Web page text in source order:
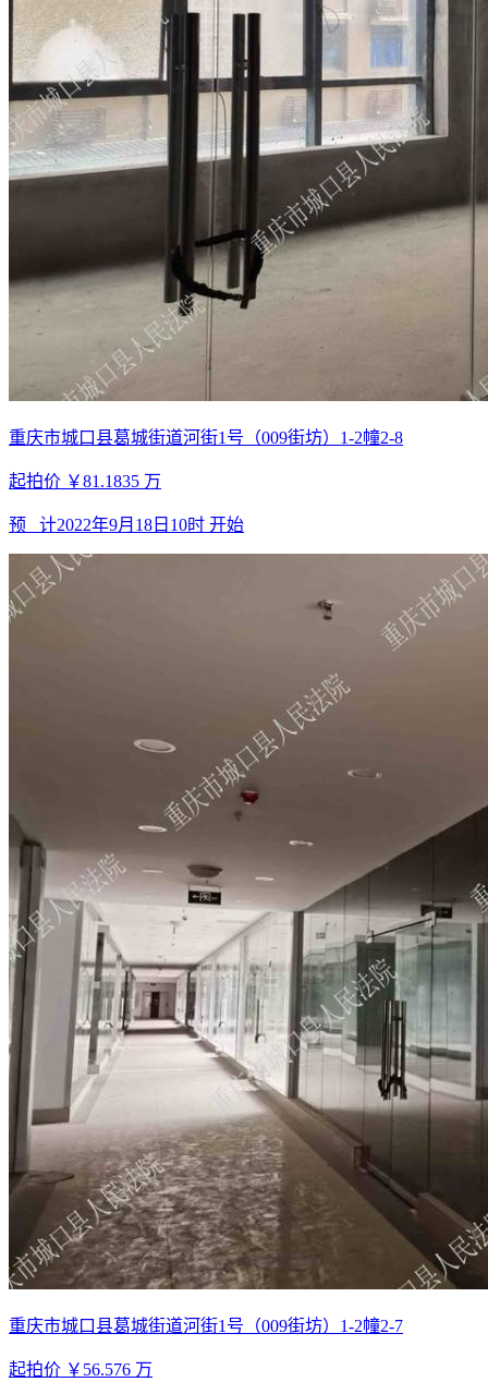
重庆市城口县葛城街道河街1号（009街坊）1-2幢2-8
起拍价 ￥81.1835 万
预 计2022年9月18日10时 开始
重庆市城口县葛城街道河街1号（009街坊）1-2幢2-7
起拍价 ￥56.576 万